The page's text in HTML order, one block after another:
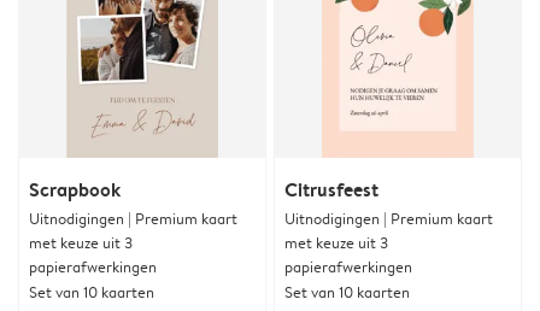
Scrapbook
Uitnodigingen | Premium kaart
met keuze uit 3
papierafwerkingen
Set van 10 kaarten
Citrusfeest
Uitnodigingen | Premium kaart
met keuze uit 3
papierafwerkingen
Set van 10 kaarten